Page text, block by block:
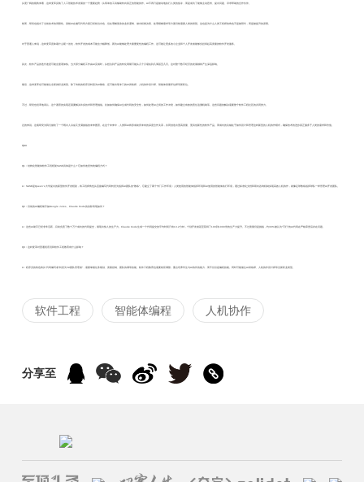
从更广阔的视角来看，这种变革反映了人工智能技术发展的一个重要趋势：从简单的工具辅助转向真正的智能协作。AI不再只是被动地执行人类的指令，而是成为了能够主动思考、提出问题、寻求帮助的合作伙伴。
然而，研究也指出了当前技术的局限性。虽然AI在编写代码方面已经相当出色，但在理解复杂的业务逻辑、做出权衡决策、处理模糊需求等方面仍然需要人类的智慧。这也是为什么人类工程师的角色不是被替代，而是被提升的原因。
对于普通人来说，这种变革意味着什么呢？首先，软件开发的成本可能会大幅降低，因为AI能够处理大量重复性的编程工作。这可能让更多的小企业和个人开发者能够负担得起高质量的软件开发服务。
其次，软件产品的迭代速度可能会显著加快。当大部分编程工作由AI完成时，从想法到产品的转化周期可能从几个月缩短到几周甚至几天。这对整个数字经济的发展都将产生深远影响。
最后，这种变革也可能催生全新的职业类型。除了传统的程序员转型为AI教练，还可能出现专门的AI训练师、人机协作设计师、智能体质量评估师等新职位。
不过，研究也坦率地承认，这个愿景的实现还需要解决许多技术和管理挑战。比如如何确保AI生成代码的安全性，如何处理AI之间的工作冲突，如何建立有效的责任追溯机制等。这些问题的解决需要整个软件工程社区的共同努力。
总的来说，这项研究为我们描绘了一个既令人兴奋又充满挑战的未来图景。在这个未来中，人类和AI将形成前所未有的深度合作关系，共同创造出更高质量、更具创新性的软件产品。而成功的关键在于如何设计和管理这种新型的人机协作模式，确保技术的进步真正服务于人类的需求和价值。
Q&A
Q1：结构化智能体软件工程框架SASE具体是什么？它如何改变传统编程方式？
A：SASE是Queen's大学提出的新型软件开发框架，将工程师角色从直接编写代码转变为指挥AI团队的"教练"。它建立了两个专门工作环境：人类使用的智能体指挥环境和AI使用的智能体执行环境，通过标准化文档和双向咨询机制实现高效人机协作，就像足球教练指挥球队一样管理AI开发团队。
Q2：目前的AI编程助手如Google Jules、Claude Code的实际表现如何？
A：这些AI助手已经非常活跃，目前负责了数十万个成功的代码提交，展现出惊人的生产力。Claude Code生成一个代码提交的平均时间只有13.2分钟，个别开发者甚至获得了100到1000倍的生产力提升。不过质量仍是挑战，约30%被认为"可行"的AI代码在严格审查后存在问题。
Q3：这种变革对普通程序员和软件工程教育有什么影响？
A：程序员的角色将从"代码编写者"转变为"AI团队管理者"，需要掌握任务规划、质量控制、团队协调等技能。软件工程教育也需要相应调整，重点培养学生与AI协作的能力，而不仅仅是编程技能。同时可能催生AI训练师、人机协作设计师等全新职业类型。
软件工程 智能体编程 人机协作
分享至